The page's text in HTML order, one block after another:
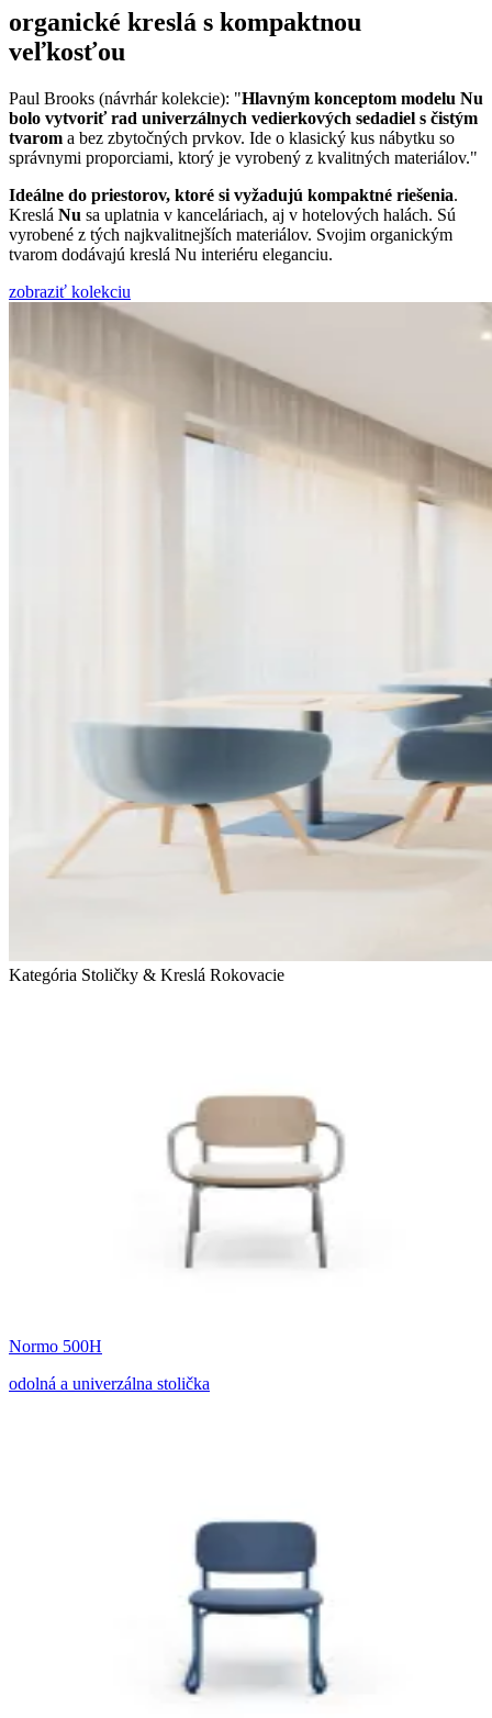
organické kreslá s kompaktnou
veľkosťou
Paul Brooks (návrhár kolekcie): "Hlavným konceptom modelu Nu
bolo vytvoriť rad univerzálnych vedierkových sedadiel s čistým
tvarom a bez zbytočných prvkov. Ide o klasický kus nábytku so
správnymi proporciami, ktorý je vyrobený z kvalitných materiálov."
Ideálne do priestorov, ktoré si vyžadujú kompaktné riešenia.
Kreslá Nu sa uplatnia v kanceláriach, aj v hotelových halách. Sú
vyrobené z tých najkvalitnejších materiálov. Svojim organickým
tvarom dodávajú kreslá Nu interiéru eleganciu.
zobraziť kolekciu
Kategória Stoličky & Kreslá Rokovacie
Normo 500H
odolná a univerzálna stolička